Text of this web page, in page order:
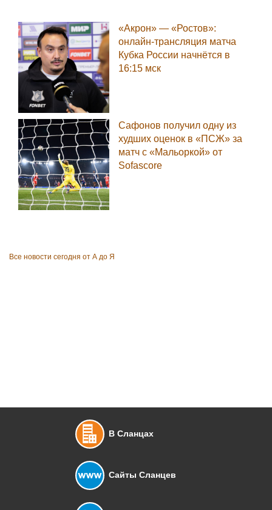
«Акрон» — «Ростов»:
онлайн-трансляция матча
Кубка России начнётся в
16:15 мск
Сафонов получил одну из
худших оценок в «ПСЖ» за
матч с «Мальоркой» от
Sofascore
Все новости сегодня от А до Я
В Сланцах
Сайты Сланцев